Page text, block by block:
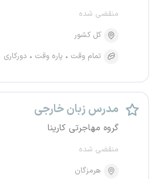
منقضی شده
کل کشور
تمام وقت
پاره وقت دورکاری
مدرس زبان خارجی
گروه مهاجرتی کارینا
منقضی شده
هرمزگان